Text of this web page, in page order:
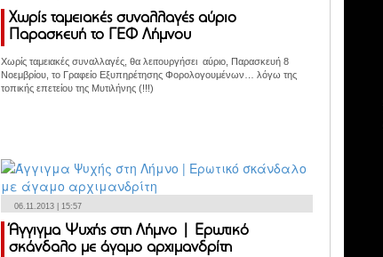
Χωρίς ταμειακές συναλλαγές αύριο
Παρασκευή το ΓΕΦ Λήμνου
Χωρίς ταμειακές συναλλαγές, θα λειτουργήσει αύριο, Παρασκευή 8
Νοεμβρίου, το Γραφείο Εξυπηρέτησης Φορολογουμένων… λόγω της
τοπικής επετείου της Μυτιλήνης (!!!)
06.11.2013 | 15:57
Άγγιγμα Ψυχής στη Λήμνο | Ερωτικό
σκάνδαλο με άγαμο αρχιμανδρίτη